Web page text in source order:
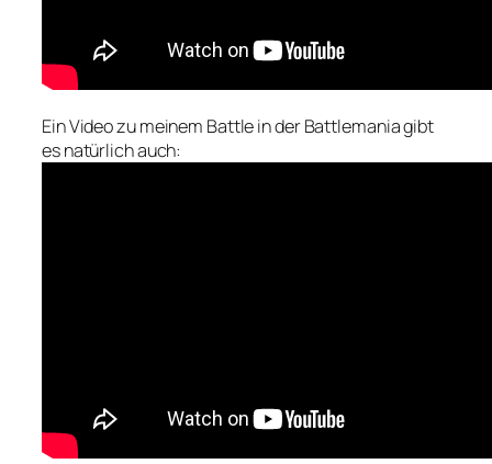
Ein Video zu meinem Battle in der Battlemania gibt
es natürlich auch: